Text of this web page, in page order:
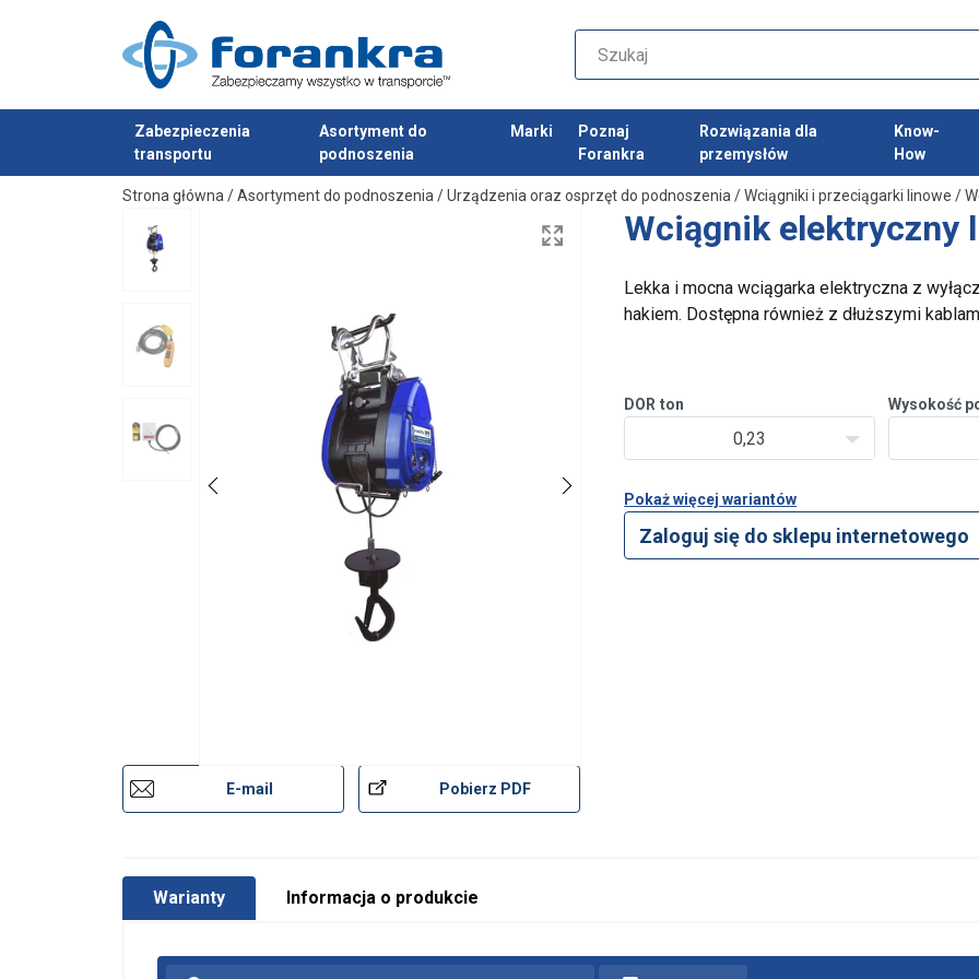
Zabezpieczenia
transportu
Asortyment do
podnoszenia
Marki
Poznaj
Forankra
Rozwiązania dla
przemysłów
Know-
How
Dodano do zapytania
Strona główna /Asortyment do podnoszenia /Urządzenia oraz osprzęt do podnoszenia /Wciągniki i przeciągarki linowe /
Wciągnik elektryczny
E-mail Pobierz PDF
Lekka i mocna wciągarka elektryczna z
hakiem. Dostępna również z dłuższymi
DOR ton
0,23
Wysokość
Pokaż więcej wariantów
Zaloguj się do sklepu internetowego
Warianty Informacja o produkcie
Cechy:
Znakowanie: